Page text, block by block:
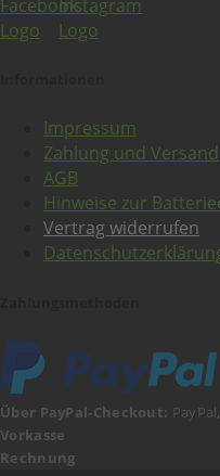
Impressum
Zahlung und Versand
AGB
Hinweise zur
Vertrag widerrufen
Über PayPal-Checkout:
Vorkasse
Rechnung